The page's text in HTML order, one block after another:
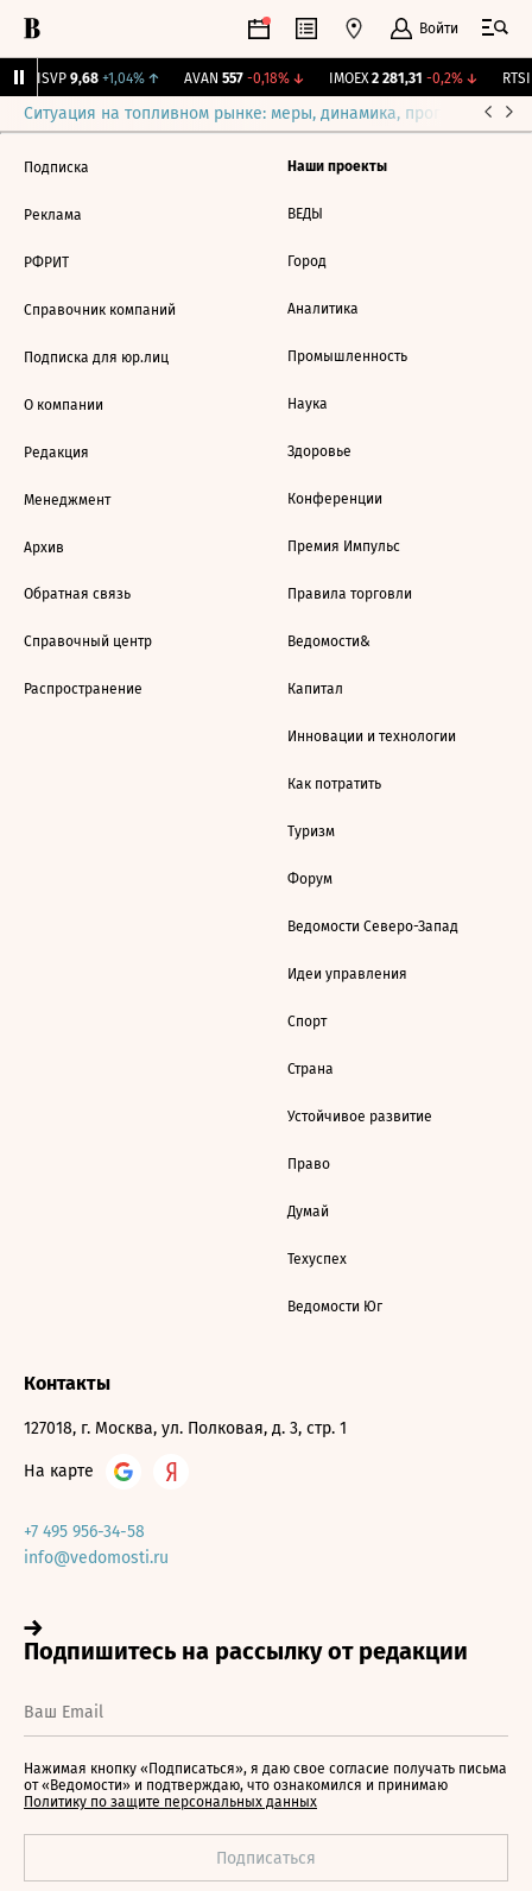
Войти
BISVP 9,68 +1,04%↑ AVAN 557 -0,18%↓ IMOEX 2 281,31 -0,2%↓ RTSI
Ситуация на топливном рынке: меры, динамика, прогнозы
Подписка
Реклама
РФРИТ
Справочник компаний
Подписка для юр.лиц
О компании
Редакция
Менеджмент
Архив
Обратная связь
Справочный центр
Распространение
Наши проекты
ВЕДЫ
Город
Аналитика
Промышленность
Наука
Здоровье
Конференции
Премия Импульс
Правила торговли
Ведомости&
Капитал
Инновации и технологии
Как потратить
Туризм
Форум
Ведомости Северо-Запад
Идеи управления
Спорт
Страна
Устойчивое развитие
Право
Думай
Техуспех
Ведомости Юг
Контакты
127018, г. Москва, ул. Полковая, д. 3, стр. 1
На карте
+7 495 956-34-58
info@vedomosti.ru
Нажимая кнопку «Подписаться», я даю свое согласие получать письма
от «Ведомости» и подтверждаю, что ознакомился и принимаю
Политику по защите персональных данных